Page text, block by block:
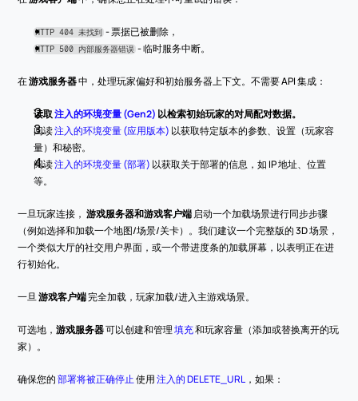
HTTP 404 未找到 - 票据已被删除，
HTTP 500 内部服务器错误 - 临时服务中断。
在 游戏服务器 中，处理玩家偏好和初始服务器上下文。不需要 API 集成：
读取注入的环境变量 (Gen2) 以检索初始玩家的对局配对数据。
阅读 注入的环境变量 (应用版本) 以获取特定版本的参数、设置（玩家容
量）和秘密。
阅读 注入的环境变量 (部署) 以获取关于部署的信息，如 IP 地址、位置
等。
一旦玩家连接， 游戏服务器和游戏客户端 启动一个加载场景进行同步步骤
（例如选择和加载一个地图/场景/关卡）。我们建议一个完整版的 3D 场景，
一个类似大厅的社交用户界面，或一个带进度条的加载屏幕，以表明正在进
行初始化。
一旦 游戏客户端 完全加载，玩家加载/进入主游戏场景。
可选地，游戏服务器 可以创建和管理 填充 和玩家容量（添加或替换离开的玩
家）。
确保您的 部署将被正确停止 使用 注入的 DELETE_URL ，如果：